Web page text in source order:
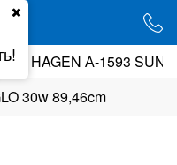
HAGEN А-1593 SUN-
30w 89,46cm